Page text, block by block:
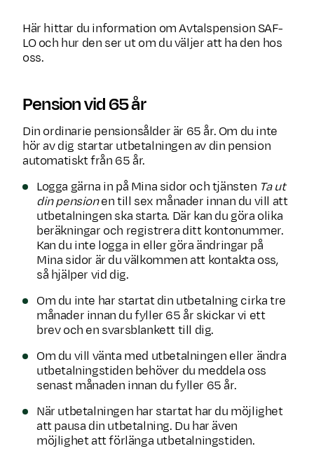
Här hittar du information om Avtalspension SAF-
LO och hur den ser ut om du väljer att ha den hos
oss.
Pension vid 65 år
Din ordinarie pensionsålder är 65 år. Om du inte
hör av dig startar utbetalningen av din pension
automatiskt från 65 år.
Logga gärna in på Mina sidor och tjänsten Ta ut
din pensionen till sex månader innan du vill att
utbetalningen ska starta. Där kan du göra olika
beräkningar och registrera ditt kontonummer.
Kan du inte logga in eller göra ändringar på
Mina sidor är du välkommen att kontakta oss,
så hjälper vid dig.
Om du inte har startat din utbetalning cirka tre
månader innan du fyller 65 år skickar vi ett
brev och en svarsblankett till dig.
Om du vill vänta med utbetalningen eller ändra
utbetalningstiden behöver du meddela oss
senast månaden innan du fyller 65 år.
När utbetalningen har startat har du möjlighet
att pausa din utbetalning. Du har även
möjlighet att förlänga utbetalningstiden.